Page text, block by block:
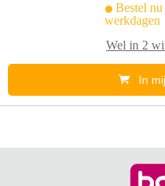
Bestel
werkdagen
Wel in 2
In